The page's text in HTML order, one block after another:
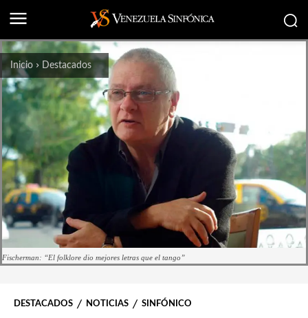
Inicio Destacados
Fischerman: “El folklore dio mejores letras que el tango”
DESTACADOS NOTICIAS SINFÓNICO